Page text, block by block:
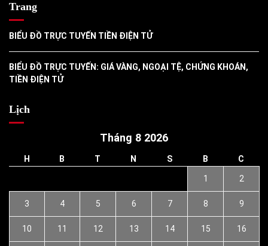
Trang
BIỂU ĐỒ TRỰC TUYẾN TIỀN ĐIỆN TỬ
BIỂU ĐỒ TRỰC TUYẾN: GIÁ VÀNG, NGOẠI TỆ, CHỨNG KHOÁN,
TIỀN ĐIỆN TỬ
Lịch
Tháng 8 2026
H B T N S B C
1 2
3 4 5 6 7 8 9
10 11 12 13 14 15 16